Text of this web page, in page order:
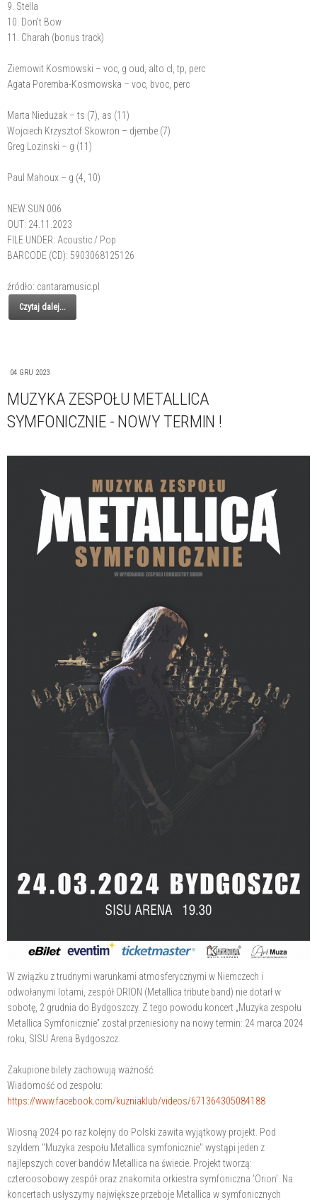
9. Stella
10. Don't Bow
11. Charah (bonus track)
Ziemowit Kosmowski – voc, g oud, alto cl, tp, perc
Agata Poremba-Kosmowska – voc, bvoc, perc
Marta Niedużak – ts (7), as (11)
Wojciech Krzysztof Skowron – djembe (7)
Greg Lozinski – g (11)
Paul Mahoux – g (4, 10)
NEW SUN 006
OUT: 24.11.2023
FILE UNDER: Acoustic / Pop
BARCODE (CD): 5903068125126
źródło: cantaramusic.pl
Czytaj dalej...
04 GRU 2023
MUZYKA ZESPOŁU METALLICA
SYMFONICZNIE - NOWY TERMIN !
W związku z trudnymi warunkami atmosferycznymi w Niemczech i
odwołanymi lotami, zespół ORION (Metallica tribute band) nie dotarł w
sobotę, 2 grudnia do Bydgoszczy. Z tego powodu koncert „Muzyka zespołu
Metallica Symfonicznie” został przeniesiony na nowy termin: 24 marca 2024
roku, SISU Arena Bydgoszcz.
Zakupione bilety zachowują ważność.
Wiadomość od zespołu:
https://www.facebook.com/kuzniaklub/videos/671364305084188
Wiosną 2024 po raz kolejny do Polski zawita wyjątkowy projekt. Pod
szyldem "Muzyka zespołu Metallica symfonicznie" wystąpi jeden z
najlepszych cover bandów Metallica na świecie. Projekt tworzą:
czteroosobowy zespół oraz znakomita orkiestra symfoniczna 'Orion'. Na
koncertach usłyszymy największe przeboje Metallica w symfonicznych